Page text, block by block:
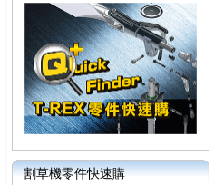
割草機零件快速購